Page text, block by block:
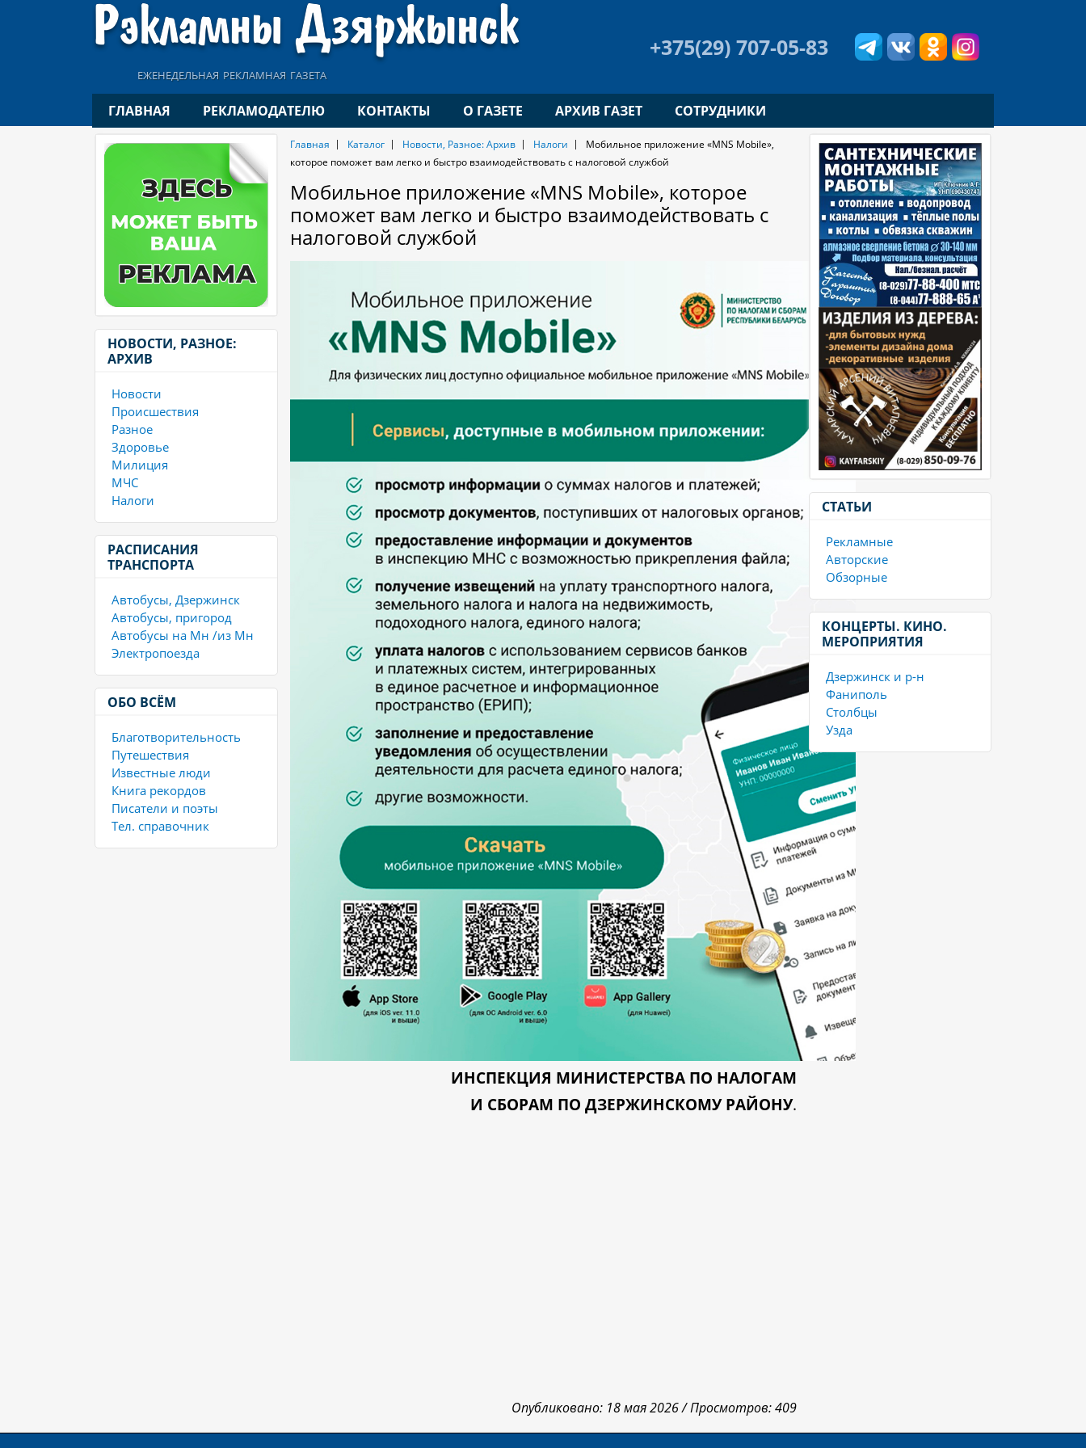
еженедельная рекламная газета
+375(29) 707-05-83
ГЛАВНАЯ РЕКЛАМОДАТЕЛЮ КОНТАКТЫ О ГАЗЕТЕ АРХИВ ГАЗЕТ СОТРУДНИКИ
НОВОСТИ, РАЗНОЕ:
АРХИВ
Новости
Происшествия
Разное
Здоровье
Милиция
МЧС
Налоги
РАСПИСАНИЯ
ТРАНСПОРТА
Автобусы, Дзержинск
Автобусы, пригород
Автобусы на Мн /из Мн
Электропоезда
ОБО ВСЁМ
Благотворительность
Путешествия
Известные люди
Книга рекордов
Писатели и поэты
Тел. справочник
Главная Каталог Новости, Разное: Архив Налоги
Мобильное приложение «MNS Mobile»,
которое поможет вам легко и быстро взаимодействовать с налоговой службой
Мобильное приложение «MNS Mobile», которое
поможет вам легко и быстро взаимодействовать с
налоговой службой
ИНСПЕКЦИЯ МИНИСТЕРСТВА ПО НАЛОГАМ
И СБОРАМ ПО ДЗЕРЖИНСКОМУ РАЙОНУ.
Опубликовано: 18 мая 2026 /Просмотров: 409
СТАТЬИ
Рекламные
Авторские
Обзорные
КОНЦЕРТЫ. КИНО.
МЕРОПРИЯТИЯ
Дзержинск и р-н
Фаниполь
Столбцы
Узда